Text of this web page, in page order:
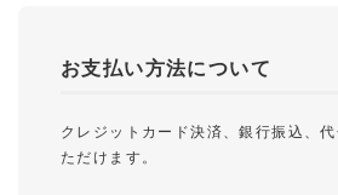
お支払い方法について
クレジットカード決済、銀行振込、
ただけます。